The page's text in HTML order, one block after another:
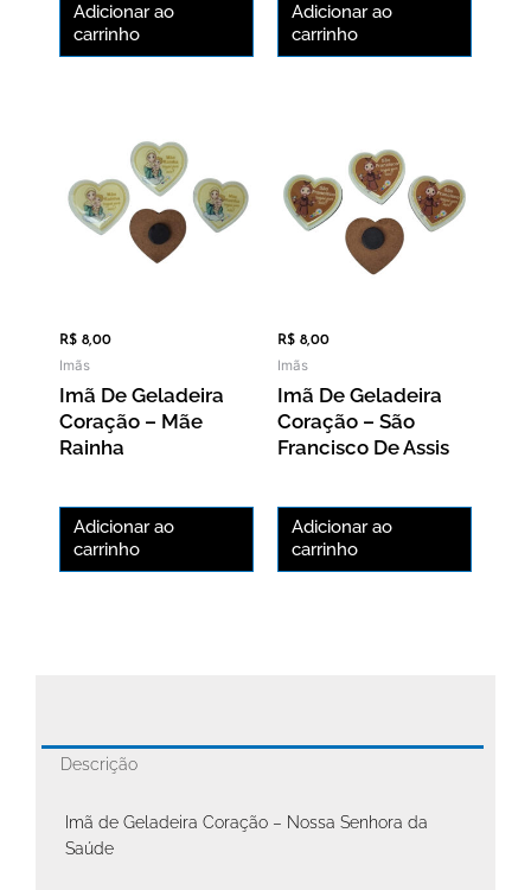
Adicionar ao
carrinho
Adicionar ao
carrinho
R$ 8,00
Imãs
Imã De Geladeira
Coração – Mãe
Rainha
Adicionar ao
carrinho
R$ 8,00
Imãs
Imã De Geladeira
Coração – São
Francisco De Assis
Adicionar ao
carrinho
Descrição
Imã de Geladeira Coração – Nossa Senhora da
Saúde